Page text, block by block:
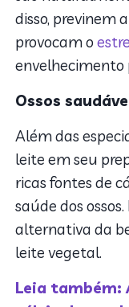
disso, previnem
provocam o
envelhecimento
Ossos
Além das
leite em seu
ricas fontes de
saúde dos
alternativa da
leite vegetal.
Leia também: